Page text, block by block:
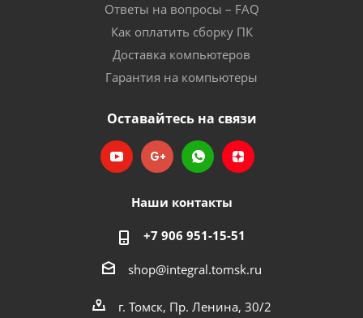
Ответы на вопросы – FAQ
Как оплатить сборку ПК
Доставка компьютеров
Гарантия на компьютеры
Оставайтесь на связи
Наши контакты
+7 906 951-15-51
shop@integral.tomsk.ru
г. Томск, Пр. Ленина, 30/2